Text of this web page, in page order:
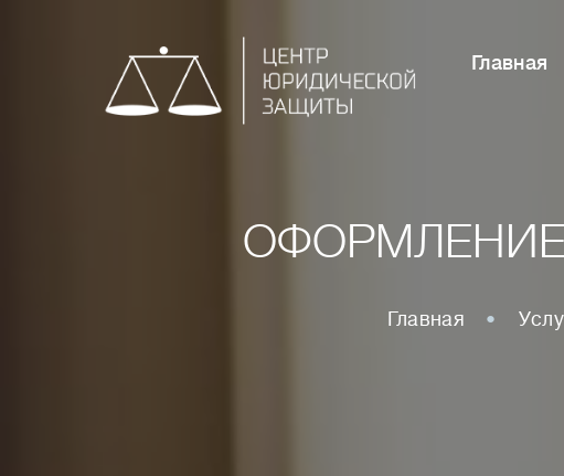
Главная
Главная